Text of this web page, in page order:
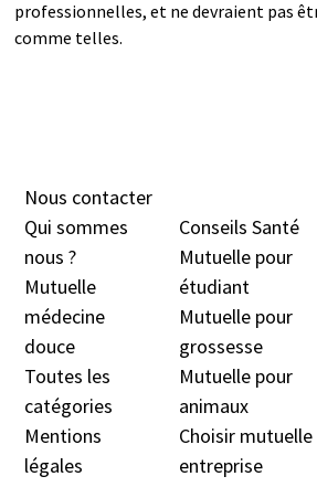
professionnelles, et ne devraient pas
comme telles.
Nous contacter
Qui sommes
nous ?
Mutuelle
médecine
douce
Toutes les
catégories
Mentions
légales
Conseils Santé
Mutuelle pour
étudiant
Mutuelle pour
grossesse
Mutuelle pour
animaux
Choisir mutuelle
entreprise